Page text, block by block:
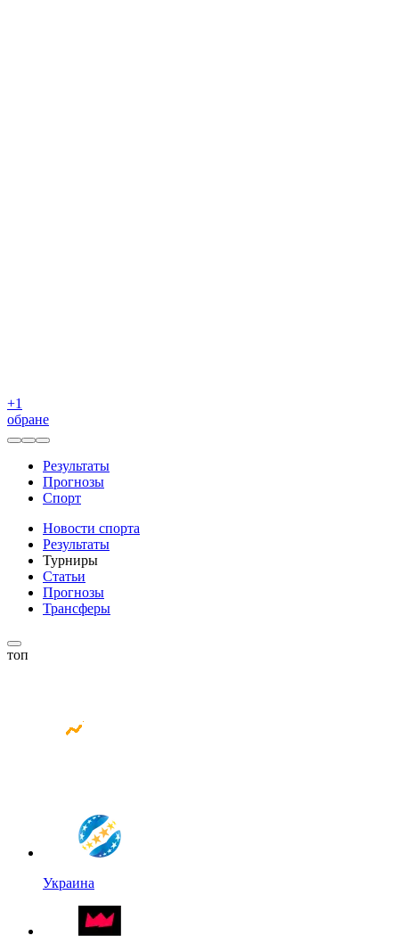
+1
обране
Результаты
Прогнозы
Спорт
Новости спорта
Результаты
Турниры
Статьи
Прогнозы
Трансферы
топ
Украина